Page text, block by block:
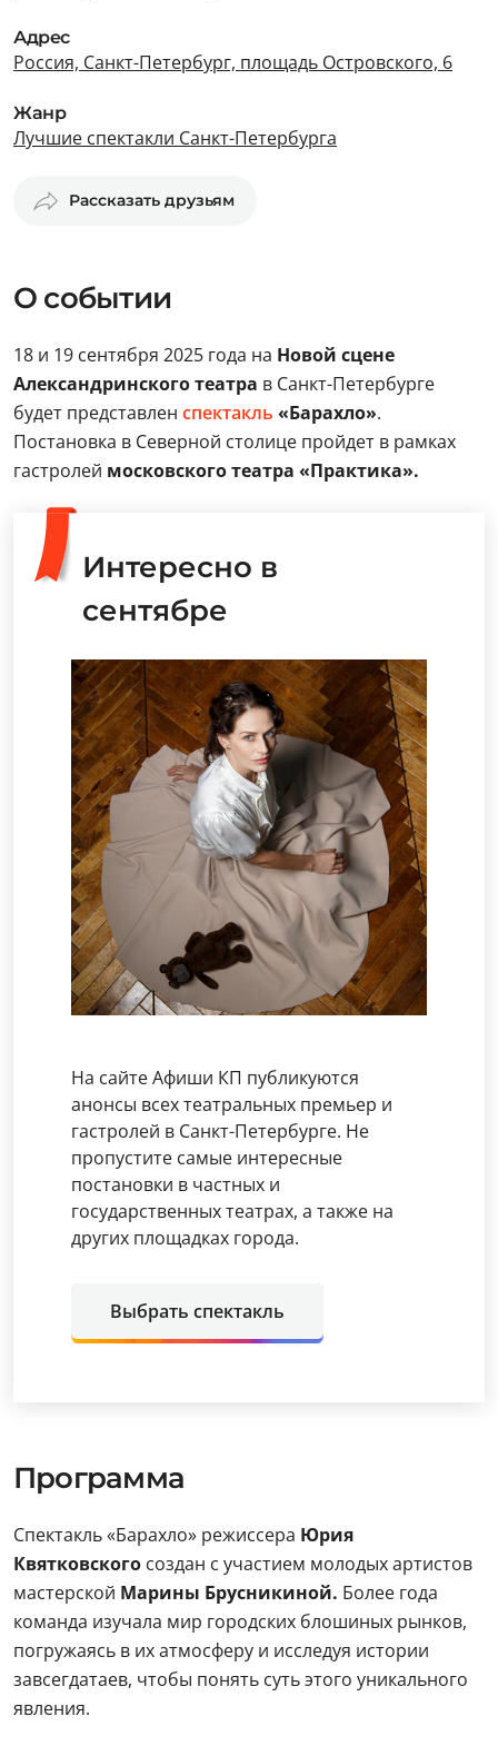
Адрес
Россия, Санкт-Петербург, площадь Островского, 6
Жанр
Лучшие спектакли Санкт-Петербурга
Рассказать друзьям
О событии
18 и 19 сентября 2025 года на Новой сцене
Александринского театра в Санкт-Петербурге
будет представлен спектакль «Барахло».
Постановка в Северной столице пройдет в рамках
гастролей московского театра «Практика».
Интересно в
сентябре
На сайте Афиши КП публикуются
анонсы всех театральных премьер и
гастролей в Санкт-Петербурге. Не
пропустите самые интересные
постановки в частных и
государственных театрах, а также на
других площадках города.
Выбрать спектакль
Программа
Спектакль «Барахло» режиссера Юрия
Квятковского создан с участием молодых артистов
мастерской Марины Брусникиной. Более года
команда изучала мир городских блошиных рынков,
погружаясь в их атмосферу и исследуя истории
завсегдатаев, чтобы понять суть этого уникального
явления.